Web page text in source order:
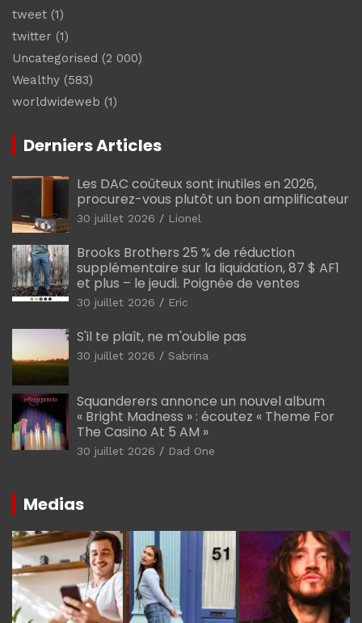
tweet (1)
twitter (1)
Uncategorised (2 000)
Wealthy (583)
worldwideweb (1)
Derniers Articles
Les DAC coûteux sont inutiles en 2026,
procurez-vous plutôt un bon amplificateur
30 juillet 2026 Lionel
Brooks Brothers 25 % de réduction
supplémentaire sur la liquidation, 87 $ AF1
et plus – le jeudi. Poignée de ventes
30 juillet 2026 Eric
S'il te plaît, ne m'oublie pas
30 juillet 2026 Sabrina
Squanderers annonce un nouvel album
« Bright Madness » : écoutez « Theme For
The Casino At 5 AM »
30 juillet 2026 Dad One
Medias